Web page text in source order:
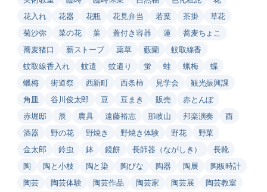
花入れ
花器 花瓶 花見弁当 若葉 茶掛
草花
菊沙弥
菜の花 葉 蓋付き容器 蓮
蕎麦ちょこ
蕎麦猪口
薪ストーブ 薬草 藪蘭
蚊取線香
蚊取線香入れ
蚊遣 蚊遣り 蛍 蛙 蝋梅
蝶
蠟梅
街道祭 西新町 西条柿 見学会
観光振興課
角皿
谷川俊太郎 豆 豆まき 販売
赤とんぼ
赤堀邸
辰 農具 遠藤裕志 那岐山 邦楽演奏
酉
酒器
野の花 野焼き 野焼き体験 野花
野菜
金太郎
鈴虫 鉢 鏡餅 長師器（ながしき）
長靴
陶
陶と小枝 陶と染 陶びな 陶器 陶展
陶板時計
陶芸
陶芸体験 陶芸作品 陶芸家 陶芸展
陶芸教室